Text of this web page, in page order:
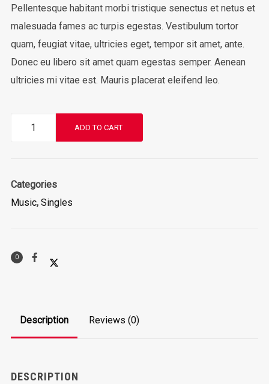
Pellentesque habitant morbi tristique senectus et netus et
malesuada fames ac turpis egestas. Vestibulum tortor
quam, feugiat vitae, ultricies eget, tempor sit amet, ante.
Donec eu libero sit amet quam egestas semper. Aenean
ultricies mi vitae est. Mauris placerat eleifend leo.
ADD TO CART
Categories
Music, Singles
0
Description Reviews (0)
DESCRIPTION